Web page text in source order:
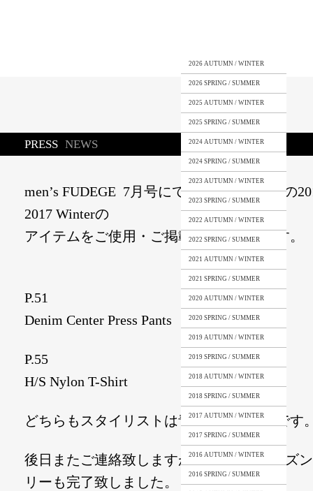
2026 AUTUMN / WINTER
2026 SPRING / SUMMER
2025 AUTUMN / WINTER
2025 SPRING / SUMMER
2024 AUTUMN / WINTER
2024 SPRING / SUMMER
2023 AUTUMN / WINTER
2023 SPRING / SUMMER
2022 AUTUMN / WINTER
2022 SPRING / SUMMER
2021 AUTUMN / WINTER
2021 SPRING / SUMMER
2020 AUTUMN / WINTER
2020 SPRING / SUMMER
2019 AUTUMN / WINTER
2019 SPRING / SUMMER
2018 AUTUMN / WINTER
2018 SPRING / SUMMER
2017 AUTUMN / WINTER
2017 SPRING / SUMMER
2016 AUTUMN / WINTER
2016 SPRING / SUMMER
PRESS NEWS
men’s FUDEGE 7月号にてラウンダバウトの
2017 Winterの
アイテムをご使用・ご掲載頂いております。
P.51
Denim Center Press Pants
P.55
H/S Nylon T-Shirt
どちらもスタイリストは青木紀一郎さんです
後日またご連絡致しますが、2018 S/Sシーズ
リーも完了致しました。